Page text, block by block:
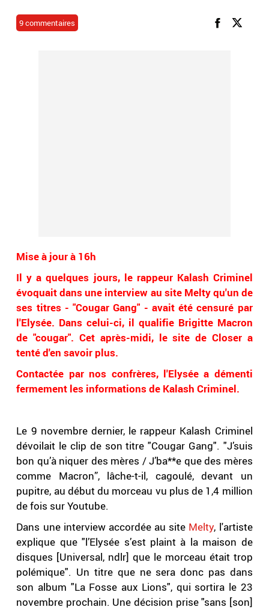
9 commentaires
Mise à jour à 16h
Il y a quelques jours, le rappeur Kalash Criminel
évoquait dans une interview au site Melty qu'un de
ses titres - "Cougar Gang" - avait été censuré par
l'Elysée. Dans celui-ci, il qualifie Brigitte Macron
de "cougar". Cet après-midi, le site de Closer a
tenté d'en savoir plus.
Contactée par nos confrères, l'Elysée a démenti
fermement les informations de Kalash Criminel.
Le 9 novembre dernier, le rappeur Kalash Criminel
dévoilait le clip de son titre "Cougar Gang". "J’suis
bon qu’à niquer des mères / J’ba**e que des mères
comme Macron”, lâche-t-il, cagoulé, devant un
pupitre, au début du morceau vu plus de 1,4 million
de fois sur Youtube.
Dans une interview accordée au site Melty, l'artiste
explique que "l’Elysée s’est plaint à la maison de
disques [Universal, ndlr] que le morceau était trop
polémique". Un titre que ne sera donc pas dans
son album "La Fosse aux Lions", qui sortira le 23
novembre prochain. Une décision prise "sans [son]